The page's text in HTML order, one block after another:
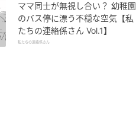
ママ同士が無視し合い？ 幼稚園
のバス停に漂う不穏な空気【私
たちの連絡係さん Vol.1】
私たちの連絡係さん